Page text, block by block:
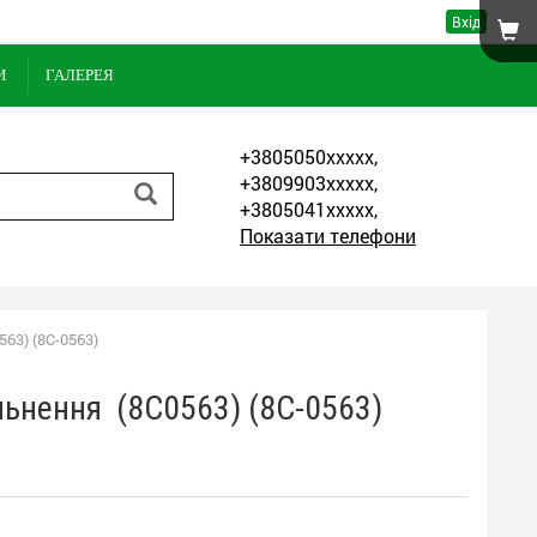
Вхід
ГАЛЕРЕЯ
+3805050xxxxx,
+3809903xxxxx,
+3805041xxxxx,
Показати телефони
(8C-0563)
(8C0563) (8C-0563)